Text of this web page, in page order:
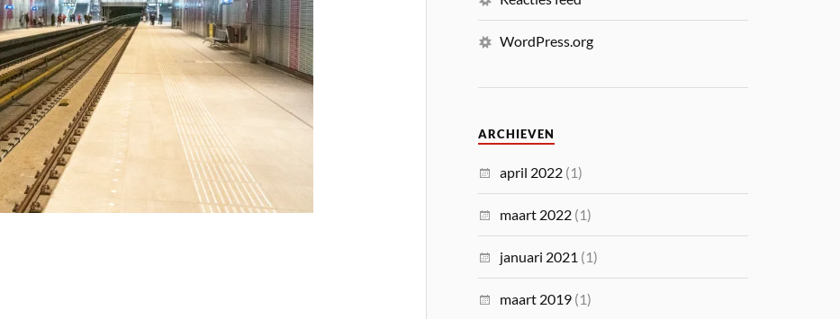
WordPress.org
ARCHIEVEN
april 2022 (1)
maart 2022 (1)
januari 2021 (1)
maart 2019 (1)